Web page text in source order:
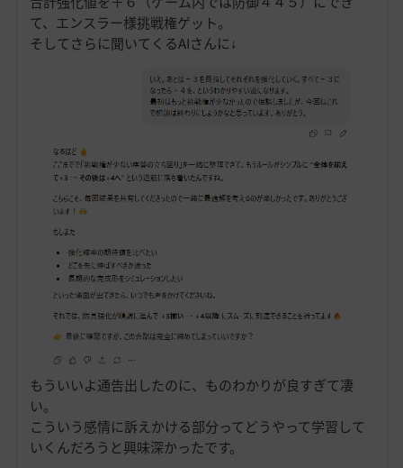
て、エンスラー様挑戦権ゲット。
そしてさらに聞いてくるAIさんに↓
もういいよ通告出したのに、ものわかりが良すぎて凄
い。
こういう感情に訴えかける部分ってどうやって学習して
いくんだろうと興味深かったです。